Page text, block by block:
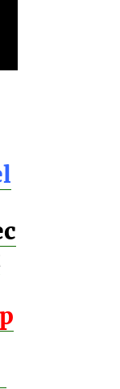
p